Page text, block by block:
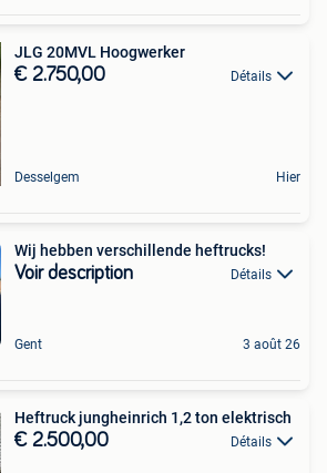
JLG 20MVL Hoogwerker
€ 2.750,00 Détails
Desselgem Hier
Wij hebben verschillende heftrucks!
Voir description Détails
Gent 3 août 26
Heftruck jungheinrich 1,2 ton elektrisch
€ 2.500,00 Détails